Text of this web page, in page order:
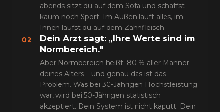
abends sitzt du auf dem Sofa und schaffst
kaum noch Sport. Im Außen läuft alles, im
Innen läufst du auf dem Zahnfleisch.
02
Dein Arzt sagt: „Ihre Werte sind im
Normbereich."
Aber Normbereich heißt: 80 % aller Männer
deines Alters – und genau das ist das
Problem. Was bei 30-Jährigen Höchstleistung
war, wird bei 50-Jährigen statistisch
akzeptiert. Dein System ist nicht kaputt. Dein